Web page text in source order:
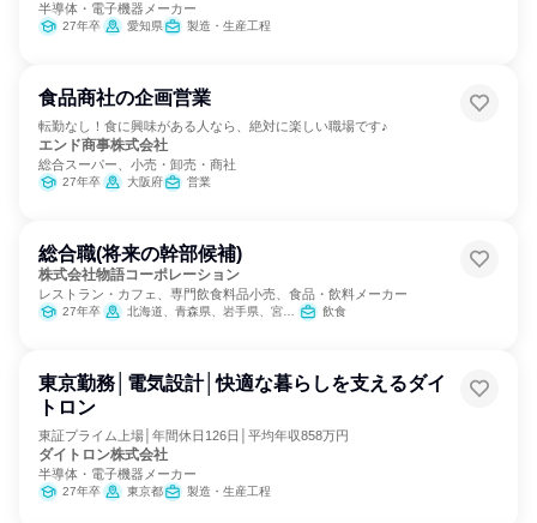
半導体・電子機器メーカー
27年卒 愛知県 製造・生産工程
食品商社の企画営業
転勤なし！食に興味がある人なら、絶対に楽しい職場です♪
エンド商事株式会社
総合スーパー、小売・卸売・商社
27年卒 大阪府 営業
総合職(将来の幹部候補)
株式会社物語コーポレーション
レストラン・カフェ、専門飲食料品小売、食品・飲料メーカー
27年卒 北海道、青森県、岩手県、宮城県、秋田県、山形県、福島県、茨城県、栃木県、群馬県、埼玉県、千葉県、東京都、神奈川県、新潟県、富山県、石川県、福井県、山梨県、長野県、岐阜県、静岡県、愛知県、三重県、滋賀県、京都府、大阪府、兵庫県、奈良県、和歌山県、鳥取県、島根県、岡山県、広島県、山口県、徳島県、香川県、愛媛県、高知県、福岡県、佐賀県、長崎県、熊本県、大分県、宮崎県、鹿児島県、沖縄県 飲食
東京勤務│電気設計│快適な暮らしを支えるダイ
トロン
東証プライム上場│年間休日126日│平均年収858万円
ダイトロン株式会社
半導体・電子機器メーカー
27年卒 東京都 製造・生産工程